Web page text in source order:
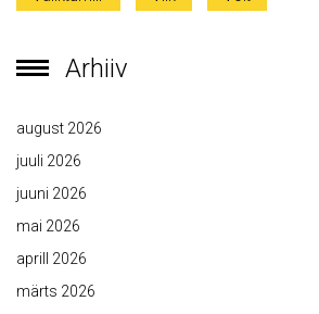
Arhiiv
august 2026
juuli 2026
juuni 2026
mai 2026
aprill 2026
märts 2026